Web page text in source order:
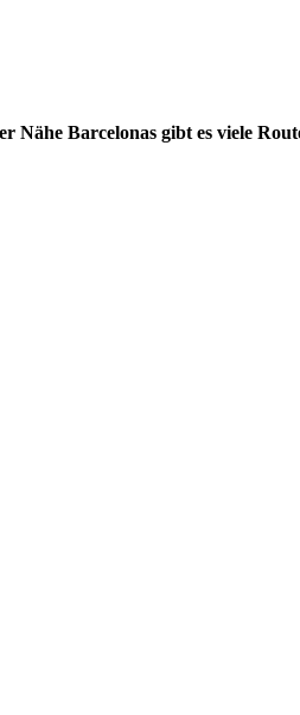
Nähe Barcelonas gibt es viele